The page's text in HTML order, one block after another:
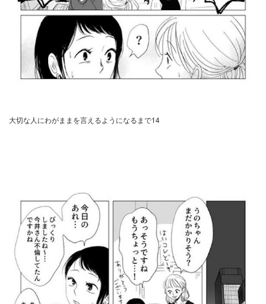
大切な人にわがままを言えるようになるまで14